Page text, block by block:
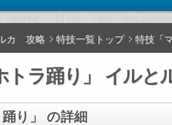
カ 攻略 特技一覧トップ 特技「
トラ踊り」 イルと
踊り」 の詳細